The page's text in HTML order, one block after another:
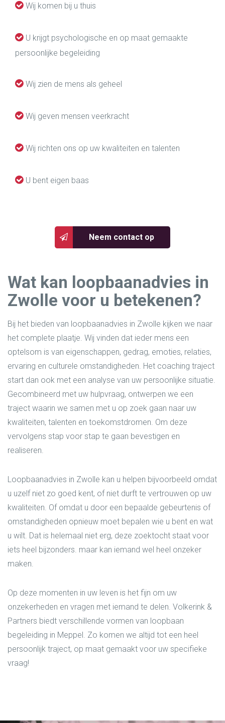
Wij komen bij u thuis
U krijgt psychologische en op maat gemaakte
persoonlijke begeleiding
Wij zien de mens als geheel
Wij geven mensen veerkracht
Wij richten ons op uw kwaliteiten en talenten
U bent eigen baas
Neem contact op
Wat kan loopbaanadvies in
Zwolle voor u betekenen?
Bij het bieden van loopbaanadvies in Zwolle kijken we naar
het complete plaatje. Wij vinden dat ieder mens een
optelsom is van eigenschappen, gedrag, emoties, relaties,
ervaring en culturele omstandigheden. Het coaching traject
start dan ook met een analyse van uw persoonlijke situatie.
Gecombineerd met uw hulpvraag, ontwerpen we een
traject waarin we samen met u op zoek gaan naar uw
kwaliteiten, talenten en toekomstdromen. Om deze
vervolgens stap voor stap te gaan bevestigen en
realiseren.
Loopbaanadvies in Zwolle kan u helpen bijvoorbeeld omdat
u uzelf niet zo goed kent, of niet durft te vertrouwen op uw
kwaliteiten. Of omdat u door een bepaalde gebeurtenis of
omstandigheden opnieuw moet bepalen wie u bent en wat
u wilt. Dat is helemaal niet erg, deze zoektocht staat voor
iets heel bijzonders. maar kan iemand wel heel onzeker
maken.
Op deze momenten in uw leven is het fijn om uw
onzekerheden en vragen met iemand te delen. Volkerink &
Partners biedt verschillende vormen van loopbaan
begeleiding in Meppel. Zo komen we altijd tot een heel
persoonlijk traject, op maat gemaakt voor uw specifieke
vraag!